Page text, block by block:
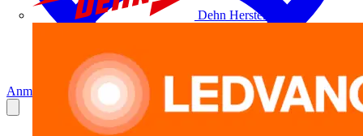
Dehn Hersteller
Anmelden Registrierung